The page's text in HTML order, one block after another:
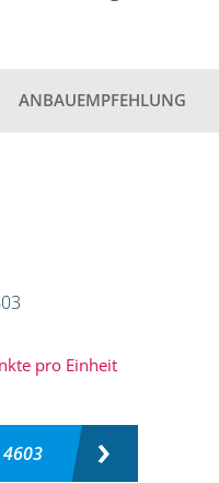
ANBAUEMPFEHLUNG
pro Einheit
4603